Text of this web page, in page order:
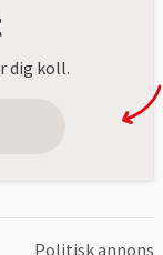
dig koll.
Politisk annons